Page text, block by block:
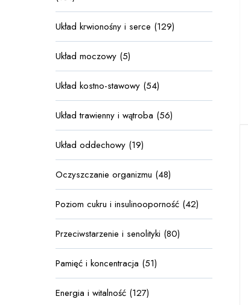
Układ krwionośny i serce (129)
Układ moczowy (5)
Układ kostno-stawowy (54)
Układ trawienny i wątroba (56)
Układ oddechowy (19)
Oczyszczanie organizmu (48)
Poziom cukru i insulinooporność (42)
Przeciwstarzenie i senolityki (80)
Pamięć i koncentracja (51)
Energia i witalność (127)